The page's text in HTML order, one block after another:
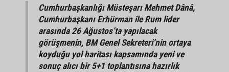
Cumhurbaşkanlığı Müsteşarı Mehmet Dânâ,
Cumhurbaşkanı Erhürman ile Rum lider
arasında 26 Ağustos’ta yapılacak
görüşmenin, BM Genel Sekreteri’nin ortaya
koyduğu yol haritası kapsamında yeni ve
sonuç alıcı bir 5+1 toplantısına hazırlık